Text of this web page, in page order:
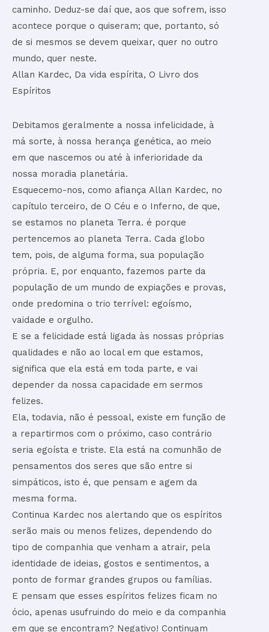
caminho. Deduz-se daí que, aos que sofrem, isso
acontece porque o quiseram; que, portanto, só
de si mesmos se devem queixar, quer no outro
mundo, quer neste.
Allan Kardec, Da vida espírita, O Livro dos
Espíritos
Debitamos geralmente a nossa infelicidade, à
má sorte, à nossa herança genética, ao meio
em que nascemos ou até à inferioridade da
nossa moradia planetária.
Esquecemo-nos, como afiança Allan Kardec, no
capítulo terceiro, de O Céu e o Inferno, de que,
se estamos no planeta Terra. é porque
pertencemos ao planeta Terra. Cada globo
tem, pois, de alguma forma, sua população
própria. E, por enquanto, fazemos parte da
população de um mundo de expiações e provas,
onde predomina o trio terrível: egoísmo,
vaidade e orgulho.
E se a felicidade está ligada às nossas próprias
qualidades e não ao local em que estamos,
significa que ela está em toda parte, e vai
depender da nossa capacidade em sermos
felizes.
Ela, todavia, não é pessoal, existe em função de
a repartirmos com o próximo, caso contrário
seria egoísta e triste. Ela está na comunhão de
pensamentos dos seres que são entre si
simpáticos, isto é, que pensam e agem da
mesma forma.
Continua Kardec nos alertando que os espíritos
serão mais ou menos felizes, dependendo do
tipo de companhia que venham a atrair, pela
identidade de ideias, gostos e sentimentos, a
ponto de formar grandes grupos ou famílias.
E pensam que esses espíritos felizes ficam no
ócio, apenas usufruindo do meio e da companhia
em que se encontram? Negativo! Continuam